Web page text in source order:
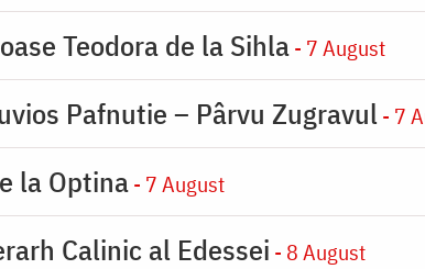
Teodora de la Sihla- 7 August
Pafnutie – Pârvu Zugravul - 7
la Optina- 7 August
Calinic al Edessei - 8 August